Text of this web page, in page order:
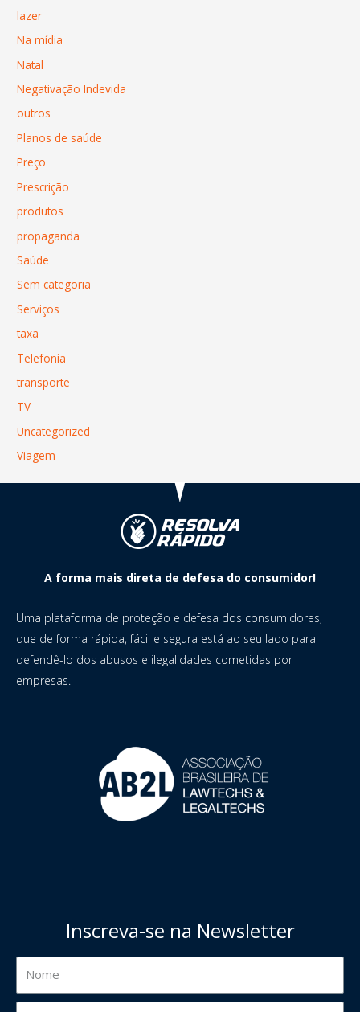
lazer
Na mídia
Natal
Negativação Indevida
outros
Planos de saúde
Preço
Prescrição
produtos
propaganda
Saúde
Sem categoria
Serviços
taxa
Telefonia
transporte
TV
Uncategorized
Viagem
A forma mais direta de defesa do consumidor!
Uma plataforma de proteção e defesa dos consumidores,
que de forma rápida, fácil e segura está ao seu lado para
defendê-lo dos abusos e ilegalidades cometidas por
empresas.
Inscreva-se na Newsletter